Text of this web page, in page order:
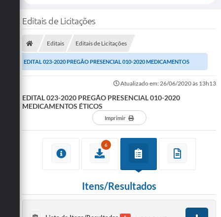
Editais de Licitações
Editais Editais de Licitações
EDITAL 023-2020 PREGÃO PRESENCIAL 010-2020 MEDICAMENTOS
Atualizado em: 26/06/2020 às 13h13
EDITAL 023-2020 PREGÃO PRESENCIAL 010-2020
MEDICAMENTOS ÉTICOS
Imprimir
6
Itens/Resultados